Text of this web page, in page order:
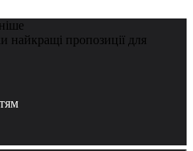
найкращі пропозиції для